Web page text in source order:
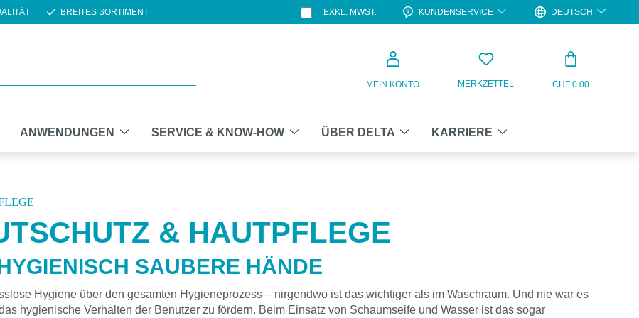
BREITES SORTIMENT EXKL. MWST. KUNDENSERVICE DEUTSCH
MEIN KONTO MERKZETTEL CHF 0.00
ANWENDUNGEN SERVICE & KNOW-HOW ÜBER DELTA KARRIERE
& HAUTPFLEGE
SAUBERE HÄNDE
Hygiene über den gesamten Hygieneprozess – nirgendwo ist das wichtiger als im Waschraum. Und nie war es
hygienische Verhalten der Benutzer zu fördern. Beim Einsatz von Schaumseife und Wasser ist das sogar